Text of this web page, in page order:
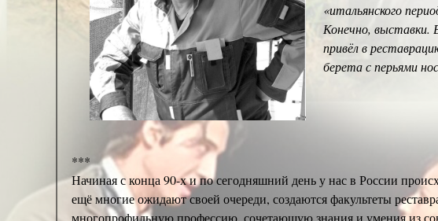
***
Начиная с конца 90-х и по сегодняшний день у нас в России
ещё многие ожидают своей очереди, создаются факультеты
многопрофильную профессию, сочетающую знания и умения из
«итальянского
Конечно, выставки.
привёл в
берета с перьями